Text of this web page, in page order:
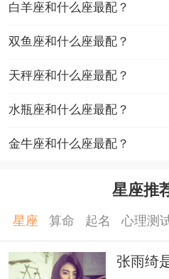
白羊座和什么座最配？
双鱼座和什么座最配？
天秤座和什么座最配？
水瓶座和什么座最配？
金牛座和什么座最配？
星座推
星座 算命 起名 心理测
张雨绮